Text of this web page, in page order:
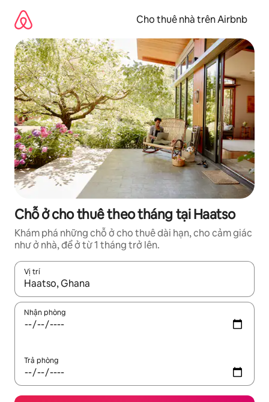
dung
Cho thuê nhà trên Airbnb
Chỗ ở cho thuê theo tháng tại Haatso
Khám phá những chỗ ở cho thuê dài hạn, cho cảm giác
như ở nhà, để ở từ 1 tháng trở lên.
Vị trí
Khi có kết quả, hãy điều hướng bằng phím mũi tên lên và
Nhận phòng
Trả phòng